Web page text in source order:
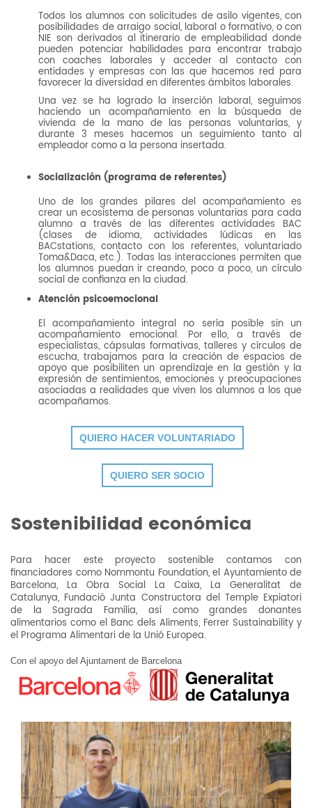
Todos los alumnos con solicitudes de asilo vigentes, con
posibilidades de arraigo social, laboral o formativo, o con
NIE son derivados al itinerario de empleabilidad donde
pueden potenciar habilidades para encontrar trabajo
con coaches laborales y acceder al contacto con
entidades y empresas con las que hacemos red para
favorecer la diversidad en diferentes ámbitos laborales.
Una vez se ha logrado la inserción laboral, seguimos
haciendo un acompañamiento en la búsqueda de
vivienda de la mano de las personas voluntarias, y
durante 3 meses hacemos un seguimiento tanto al
empleador como a la persona insertada.
Socialización (programa de referentes)
Uno de los grandes pilares del acompañamiento es
crear un ecosistema de personas voluntarias para cada
alumno a través de las diferentes actividades BAC
(clases de idioma, actividades lúdicas en las
BACstations, contacto con los referentes, voluntariado
Toma&Daca, etc.). Todas las interacciones permiten que
los alumnos puedan ir creando, poco a poco, un círculo
social de confianza en la ciudad.
Atención psicoemocional
El acompañamiento integral no sería posible sin un
acompañamiento emocional. Por ello, a través de
especialistas, cápsulas formativas, talleres y círculos de
escucha, trabajamos para la creación de espacios de
apoyo que posibiliten un aprendizaje en la gestión y la
expresión de sentimientos, emociones y preocupaciones
asociadas a realidades que viven los alumnos a los que
acompañamos.
QUIERO HACER VOLUNTARIADO
QUIERO SER SOCIO
Sostenibilidad económica
Para hacer este proyecto sostenible contamos con
financiadores como Nommontu Foundation, el Ayuntamiento de
Barcelona, La Obra Social La Caixa, La Generalitat de
Catalunya, Fundació Junta Constructora del Temple Expiatori
de la Sagrada Família, así como grandes donantes
alimentarios como el Banc dels Aliments, Ferrer Sustainability y
el Programa Alimentari de la Unió Europea.
Con el apoyo del Ajuntament de Barcelona